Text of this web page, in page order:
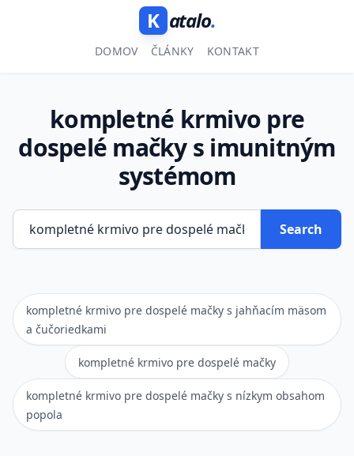
K atalo.
DOMOV ČLÁNKY KONTAKT
kompletné krmivo pre
dospelé mačky s imunitným
systémom
Search
kompletné krmivo pre dospelé mačky s jahňacím mäsom
a čučoriedkami
kompletné krmivo pre dospelé mačky
kompletné krmivo pre dospelé mačky s nízkym obsahom
popola